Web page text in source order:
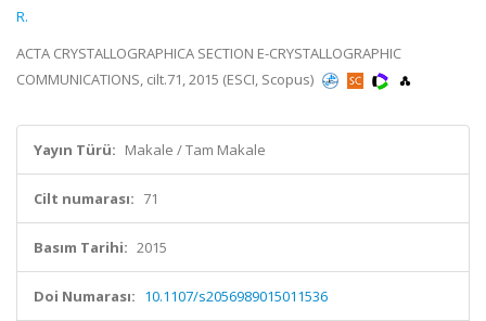
R.
ACTA CRYSTALLOGRAPHICA SECTION E-CRYSTALLOGRAPHIC
COMMUNICATIONS, cilt.71, 2015 (ESCI, Scopus)
Yayın Türü: Makale / Tam Makale
Cilt numarası: 71
Basım Tarihi: 2015
Doi Numarası: 10.1107/s2056989015011536